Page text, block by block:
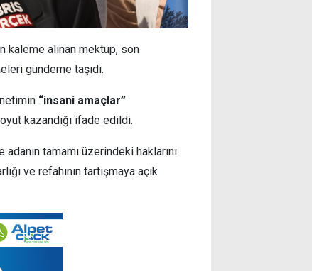
kaleme alınan mektup, son
gündeme taşıdı.
“insani amaçlar”
kazandığı ifade edildi.
adanın tamamı üzerindeki haklarını
ve refahının tartışmaya açık